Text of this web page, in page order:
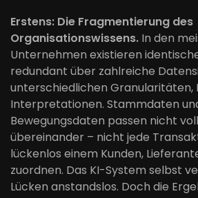
Erstens: Die Fragmentierung des
Organisationswissens. In den
Unternehmen existieren
redundant über zahlreiche
unterschiedlichen Granularitäten,
Interpretationen. Stammdaten
Bewegungsdaten passen nicht
übereinander – nicht jede
lückenlos einem Kunden,
zuordnen. Das KI-System selbst
Lücken anstandslos. Doch die